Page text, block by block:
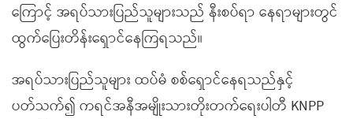
ကြောင့် အရပ်သားပြည်သူများသည် နီးစပ်ရာ နေရာများတွင်
ထွက်ပြေးတိန်းရှောင်နေကြရသည်။
အရပ်သားပြည်သူများ ထပ်မံ စစ်ရှောင်နေရသည်နှင့်
ပတ်သက်၍ ကရင်အနီအမျိုးသားတိုးတက်ရေးပါတီ KNPP